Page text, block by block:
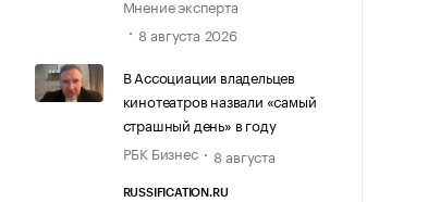
Мнение эксперта
8 августа 2026
В Ассоциации владельцев
кинотеатров назвали «самый
страшный день» в году
РБК Бизнес
8 августа
RUSSIFICATION.RU